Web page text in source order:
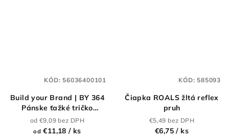
Build your Brand | BY 364
Pánske ťažké tričko
Sorona®_56.0364
od €9,09 bez DPH
od €11,18/ ks
KÓD: 56036400101
Čiapka ROALS žltá reflex
pruh
€5,49 bez DPH
€6,75/ ks
KÓD: 585093